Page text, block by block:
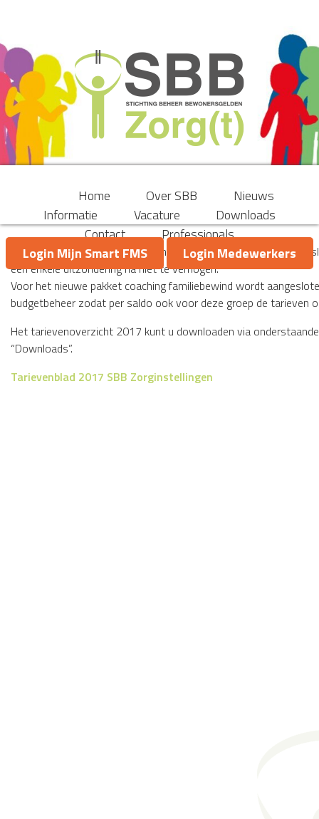
Home Over SBB
Nieuws
Informatie
Vacature
Downloads
Contact
Professionals
Login Mijn Smart FMS
Login Medewerkers
In navolging van het advies van het LOVCK heeft het bestuur
een enkele uitzondering na niet te verhogen.
Voor het nieuwe pakket coaching familiebewind wordt
budgetbeheer zodat per saldo ook voor deze groep de tarieven
Het tarievenoverzicht 2017 kunt u downloaden via
“Downloads”.
Tarievenblad 2017 SBB Zorginstellingen